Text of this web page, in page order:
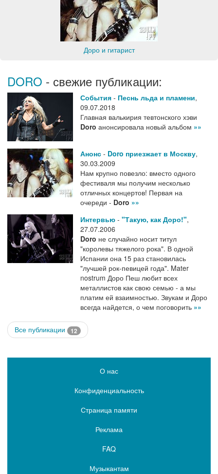
Доро и гитарист
DORO - свежие публикации:
События - Песнь льда и пламени,
09.07.2018
Главная валькирия тевтонского хэви
Doro анонсировала новый альбом »»
Анонс - Doro приезжает в Москву,
30.03.2009
Нам крупно повезло: вместо одного
фестиваля мы получим несколько
отличных концертов! Первая на
очереди - Doro »»
Интервью - "Такую, как Доро!",
27.07.2006
Doro не случайно носит титул
"королевы тяжелого рока". В одной
Испании она 15 раз становилась
"лучшей рок-певицей года". Mater
nostrum Доро Пеш любит всех
металлистов как свою семью - а мы
платим ей взаимностью. Звукам и Доро
всегда найдется, о чем поговорить »»
Все публикации 12
О нас
Конфиденциальность
Страница памяти
Реклама
FAQ
Музыкантам